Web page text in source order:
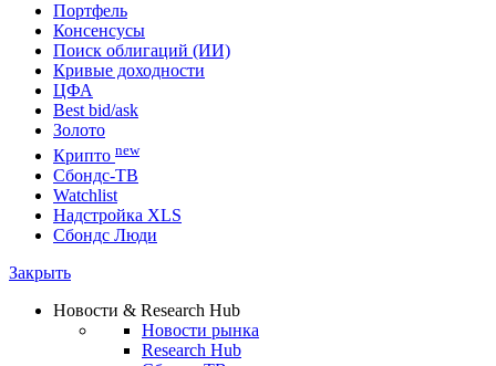
Портфель
Консенсусы
Поиск облигаций (ИИ)
Кривые доходности
ЦФА
Best bid/ask
Золото
Крипто new
Сбондс-ТВ
Watchlist
Надстройка XLS
Сбондс Люди
Закрыть
Новости & Research Hub
Новости рынка
Research Hub